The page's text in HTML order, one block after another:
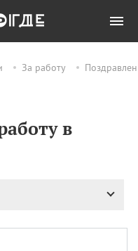
За работу
в
Все
христиан
День ассирийских